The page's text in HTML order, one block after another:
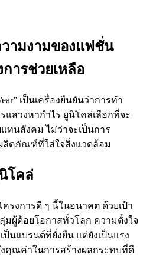
ามงามของแฟชั่น
ารช่วยเหลือ
เป็นเครื่องยืนยันว่าการทำ
แสวงหากำไร ยูนิโคล่เลือกที่จะ
ทนสังคม ไม่ว่าจะเป็นการ
ลิตภัณฑ์ที่ใส่ใจสิ่งแวดล้อม
โคล่
รงการดี ๆ นี้ในอนาคต ด้วยเป้า
มผู้ด้อยโอกาสทั่วโลก ความตั้งใจ
ป็นแบรนด์ที่ยั่งยืน แต่ยังเป็นแรง
คุณค่าในการสร้างผลกระทบที่ดี